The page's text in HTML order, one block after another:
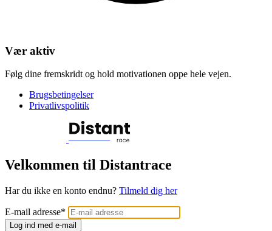
Vær aktiv
Følg dine fremskridt og hold motivationen oppe hele vejen.
Brugsbetingelser
Privatlivspolitik
Velkommen til Distantrace
Har du ikke en konto endnu? Tilmeld dig her
E-mail adresse*
Log ind med e-mail